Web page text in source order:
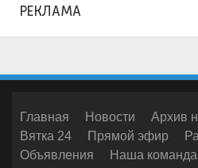
РЕКЛАМА
Главная Новости Архив
Вятка 24
Прямой эфир
Объявления
Наша команда